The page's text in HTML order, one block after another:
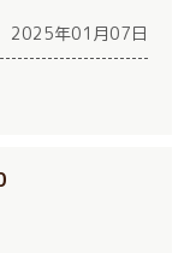
2025年01月07日